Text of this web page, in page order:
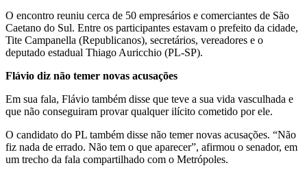
O encontro reuniu cerca de 50 empresários e comerciantes de São
Caetano do Sul. Entre os participantes estavam o prefeito da cidade,
Tite Campanella (Republicanos), secretários, vereadores e o
deputado estadual Thiago Auricchio (PL-SP).
Flávio diz não temer novas acusações
Em sua fala, Flávio também disse que teve a sua vida vasculhada e
que não conseguiram provar qualquer ilícito cometido por ele.
O candidato do PL também disse não temer novas acusações. “Não
fiz nada de errado. Não tem o que aparecer”, afirmou o senador, em
um trecho da fala compartilhado com o Metrópoles.